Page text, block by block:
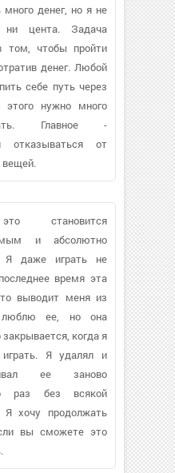
много денег, но я не
ни цента. Задача
том, чтобы пройти
денег. Любой
себе путь через
этого нужно много
Главное -
отказываться от
становится
и абсолютно
Я даже играть не
время эта
выводит меня из
ее, но она
закрывается, когда я
Я удалял и
ее заново
раз без всякой
хочу продолжать
вы сможете это